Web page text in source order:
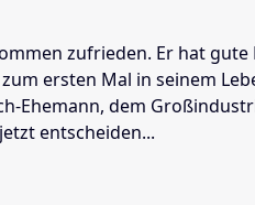
zufrieden. Er hat
ersten Mal in seinem
dem
entscheiden...